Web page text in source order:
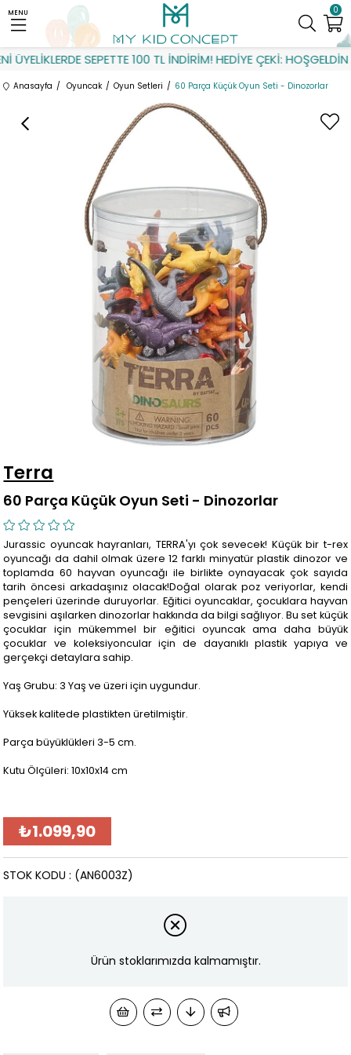
SEPETTE 100 TL İNDİRİM! HEDİYE ÇEKİ: HOŞGELDİN
0
MENU
Anasayfa Oyuncak Oyun Setleri 60 Parça Küçük Oyun Seti - Dinozorlar
Terra
60 Parça Küçük Oyun Seti - Dinozorlar
Jurassic oyuncak hayranları, TERRA'yı çok sevecek! Küçük bir t-rex
oyuncağı da dahil olmak üzere 12 farklı minyatür plastik dinozor ve
toplamda 60 hayvan oyuncağı ile birlikte oynayacak çok sayıda
tarih öncesi arkadaşınız olacak!Doğal olarak poz veriyorlar, kendi
pençeleri üzerinde duruyorlar. Eğitici oyuncaklar, çocuklara hayvan
sevgisini aşılarken dinozorlar hakkında da bilgi sağlıyor. Bu set küçük
çocuklar için mükemmel bir eğitici oyuncak ama daha büyük
çocuklar ve koleksiyoncular için de dayanıklı plastik yapıya ve
gerçekçi detaylara sahip.
Yaş Grubu: 3 Yaş ve üzeri için uygundur.
Yüksek kalitede plastikten üretilmiştir.
Parça büyüklükleri 3-5 cm.
Kutu Ölçüleri: 10x10x14 cm
₺1.099,90
(AN6003Z)
STOK KODU
Ürün stoklarımızda kalmamıştır.